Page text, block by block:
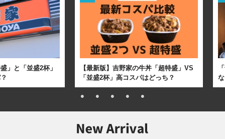
」と「並盛2杯」
【最新版】吉野家の牛丼「超特盛」VS
「並盛2杯」高コスパはどっち？